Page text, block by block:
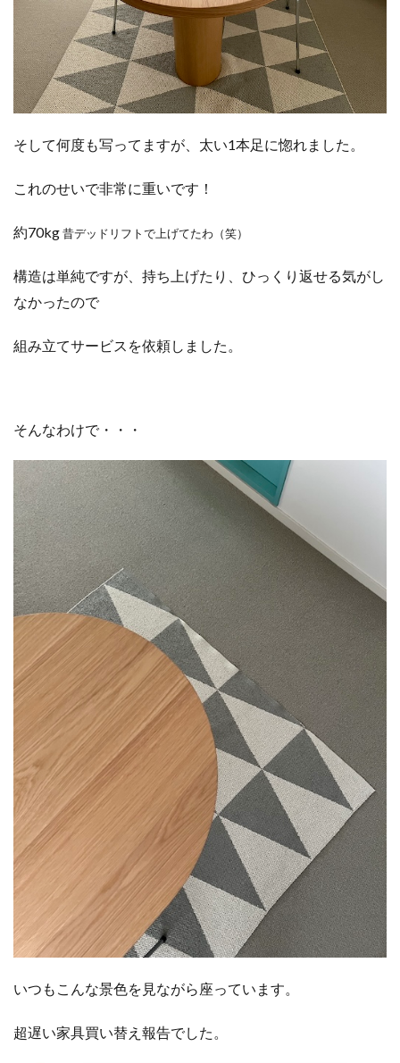
そして何度も写ってますが、太い1本足に惚れました。
これのせいで非常に重いです！
約70kg昔デッドリフトで上げてたわ（笑）
構造は単純ですが、持ち上げたり、ひっくり返せる気がし
なかったので
組み立てサービスを依頼しました。
そんなわけで・・・
いつもこんな景色を見ながら座っています。
超遅い家具買い替え報告でした。